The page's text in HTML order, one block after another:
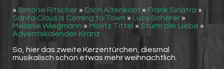
» Simone Ritscher » Erich Altenkopf » Frank Sinatra »
Santa Claus Is Coming to Town » Lucy Scherer »
Melanie Wiegmann » Moritz Tittel » Sturm der Liebe »
Adventskalender-Kranz
So, hier das zweite Kerzentürchen, diesmal
musikalisch schon etwas mehr weihnachtlich.